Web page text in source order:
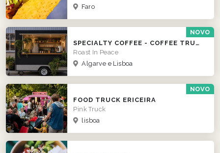
Faro
NOVO
SPECIALTY COFFEE - COFFEE TRUCK
Roast In Peace
Algarve e Lisboa
NOVO
FOOD TRUCK ERICEIRA
Pink Truck
lisboa